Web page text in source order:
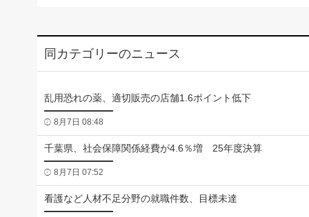
同カテゴリーのニュース
乱用恐れの薬、適切販売の店舗1.6ポイント低下
8月7日 08:48
千葉県、社会保障関係経費が4.6％増 25年度決算
8月7日 07:52
看護など人材不足分野の就職件数、目標未達